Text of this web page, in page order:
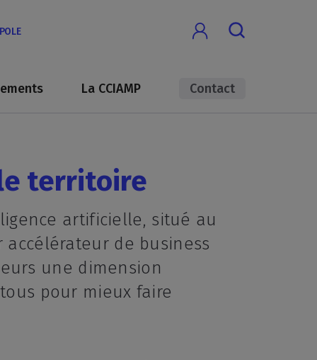
La CCIAMP Contact
territoire
artificielle, situé au
de business
une dimension
pour mieux faire